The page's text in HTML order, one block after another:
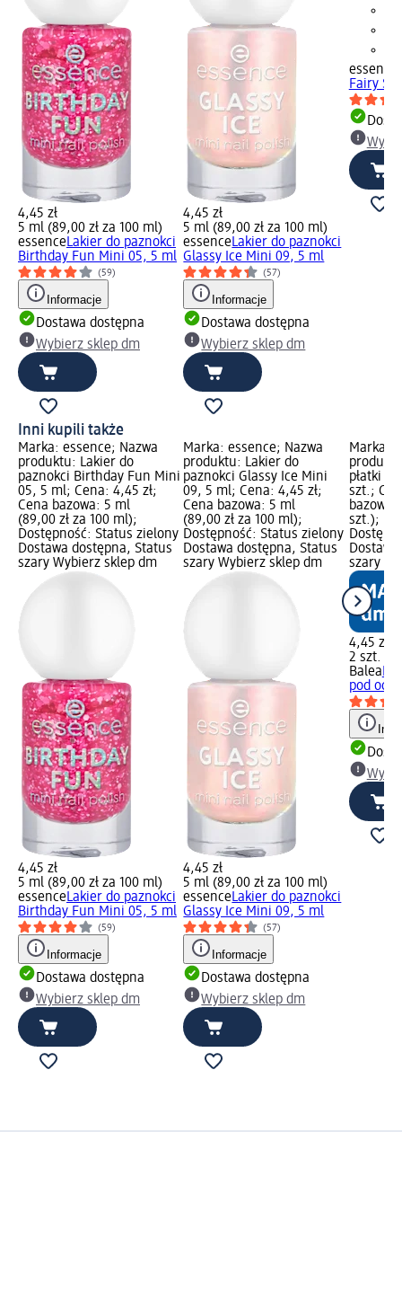
4,45 zł
5 ml (89,00 zł za 100 ml)
essenceLakier do paznokci
Birthday Fun Mini 05, 5 ml
(59)
Informacje
Dostawa dostępna
Wybierz sklep dm
4,45 zł
5 ml (89,00 zł za 100 ml)
essenceLakier do paznokci
Glassy Ice Mini 09, 5 ml
(57)
Informacje
Dostawa dostępna
Wybierz sklep dm
essence
Fairy
Inni kupili także
Marka: essence; Nazwa
produktu: Lakier do
paznokci Birthday Fun Mini
05, 5 ml; Cena: 4,45 zł;
Cena bazowa: 5 ml
(89,00 zł za 100 ml);
Dostępność: Status zielony
Dostawa dostępna, Status
szary Wybierz sklep dm
4,45 zł
5 ml (89,00 zł za 100 ml)
essenceLakier do paznokci
Birthday Fun Mini 05, 5 ml
(59)
Informacje
Dostawa dostępna
Wybierz sklep dm
Marka: essence; Nazwa
produktu: Lakier do
paznokci Glassy Ice Mini
09, 5 ml; Cena: 4,45 zł;
Cena bazowa: 5 ml
(89,00 zł za 100 ml);
Dostępność: Status zielony
Dostawa dostępna, Status
szary Wybierz sklep dm
4,45 zł
5 ml (89,00 zł za 100 ml)
essenceLakier do paznokci
Glassy Ice Mini 09, 5 ml
(57)
Informacje
Dostawa dostępna
Wybierz sklep dm
Marka:
płatki
szt.;
bazowa:
szt.);
szary
4,45 zł
2 szt.
Balea
pod